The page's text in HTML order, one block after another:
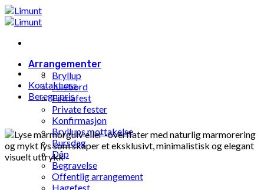
Gå
til
Arrangementer
Bryllup
Julebord
Firmafest
Private fester
Konfirmasjon
Bryllups mottakelse
Bursdag
Dåp
Begravelse
Offentlig arrangement
Hagefest
Kontakt oss
Beregn pris